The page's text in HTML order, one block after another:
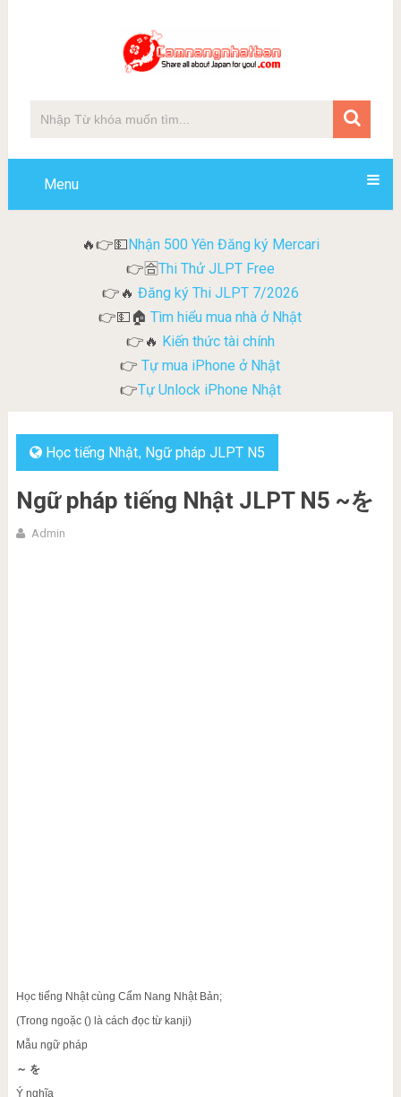
Menu
🔥👉💵Nhận 500 Yên Đăng ký Mercari
👉🈴Thi Thử JLPT Free
👉🔥 Đăng ký Thi JLPT 7/2026
👉💵🏠Tìm hiểu mua nhà ở Nhật
👉🔥 Kiến thức tài chính
👉 Tự mua iPhone ở Nhật
👉Tự Unlock iPhone Nhật
Học tiếng Nhật, Ngữ pháp JLPT N5
Ngữ pháp tiếng Nhật JLPT N5 ~を
Admin
Học tiếng Nhật cùng Cẩm Nang Nhật Bản;
(Trong ngoặc () là cách đọc từ kanji)
Mẫu ngữ pháp
～ を
Ý nghĩa